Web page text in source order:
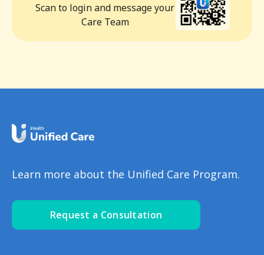
Scan to login and message your
Care Team
Learn more about the Unified Care Program.
Request a Consultation